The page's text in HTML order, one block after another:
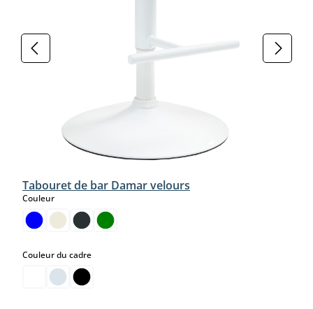
Tabouret de bar Damar velours
Couleurselect
Couleur du cadreselect